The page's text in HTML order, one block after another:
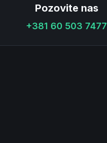
Pozovite nas
+381 60 503 7477